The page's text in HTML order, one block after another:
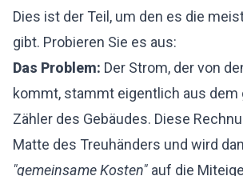
Dies ist der Teil, um den es die
gibt. Probieren Sie es aus:
Das Problem: Der Strom, der von
kommt, stammt eigentlich aus dem
Zähler des Gebäudes. Diese
Matte des Treuhänders und wird
"gemeinsame Kosten" auf die